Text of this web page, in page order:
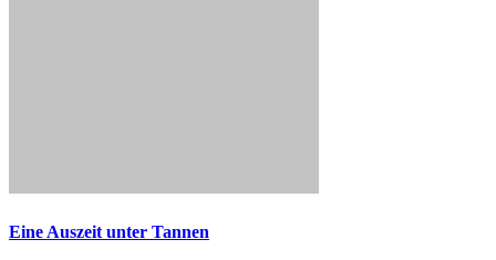
Eine Auszeit unter Tannen